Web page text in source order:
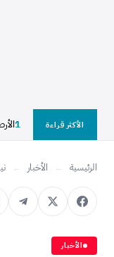
الأكثر قراءة 1
الرئيسية ← الأخبار ←
الأخبار